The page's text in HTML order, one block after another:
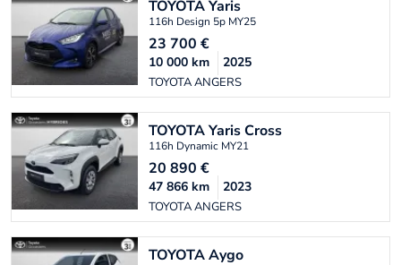
TOYOTAYaris
116h Design 5p MY25
23 700 €
TOYOTA ANGERS
10 000 km 2025
TOYOTAYaris Cross
116h Dynamic MY21
20 890 €
TOYOTA ANGERS
47 866 km 2023
TOYOTAAygo